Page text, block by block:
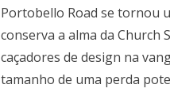
Portobello Road se tornou
conserva a alma da Church
caçadores de design na
tamanho de uma perda